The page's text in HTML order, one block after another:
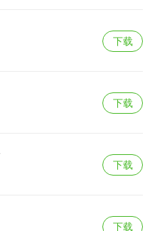
下载
下载
下载
下载